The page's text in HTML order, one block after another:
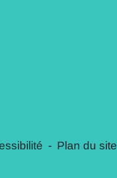
- Plan du site